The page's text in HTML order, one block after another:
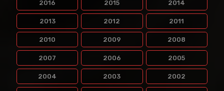
2016 2015 2014
2013 2012 2011
2010 2009 2008
2007 2006 2005
2004 2003 2002